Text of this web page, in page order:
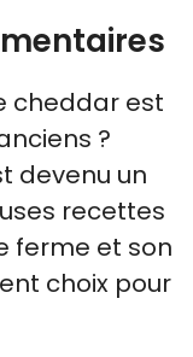
cheddar est
?
devenu un
recettes
ferme et son
choix pour